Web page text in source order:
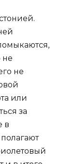
не
не
или
за
в